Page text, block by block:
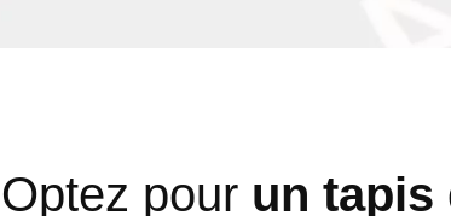
Optez pour un tapis